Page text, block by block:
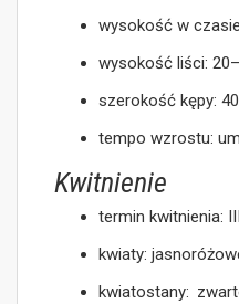
wysokość w
wysokość liści:
szerokość kępy:
tempo wzrostu:
Kwitnienie
termin kwitnienia:
kwiaty:
kwiatostany: